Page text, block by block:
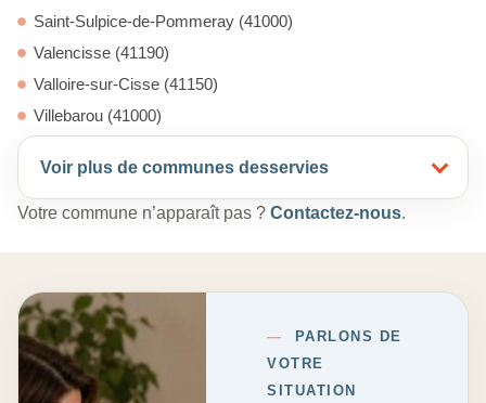
Saint-Sulpice-de-Pommeray (41000)
Valencisse (41190)
Valloire-sur-Cisse (41150)
Villebarou (41000)
Voir plus de communes desservies
Votre commune n’apparaît pas ? Contactez-nous.
—
PARLONS DE
VOTRE
SITUATION